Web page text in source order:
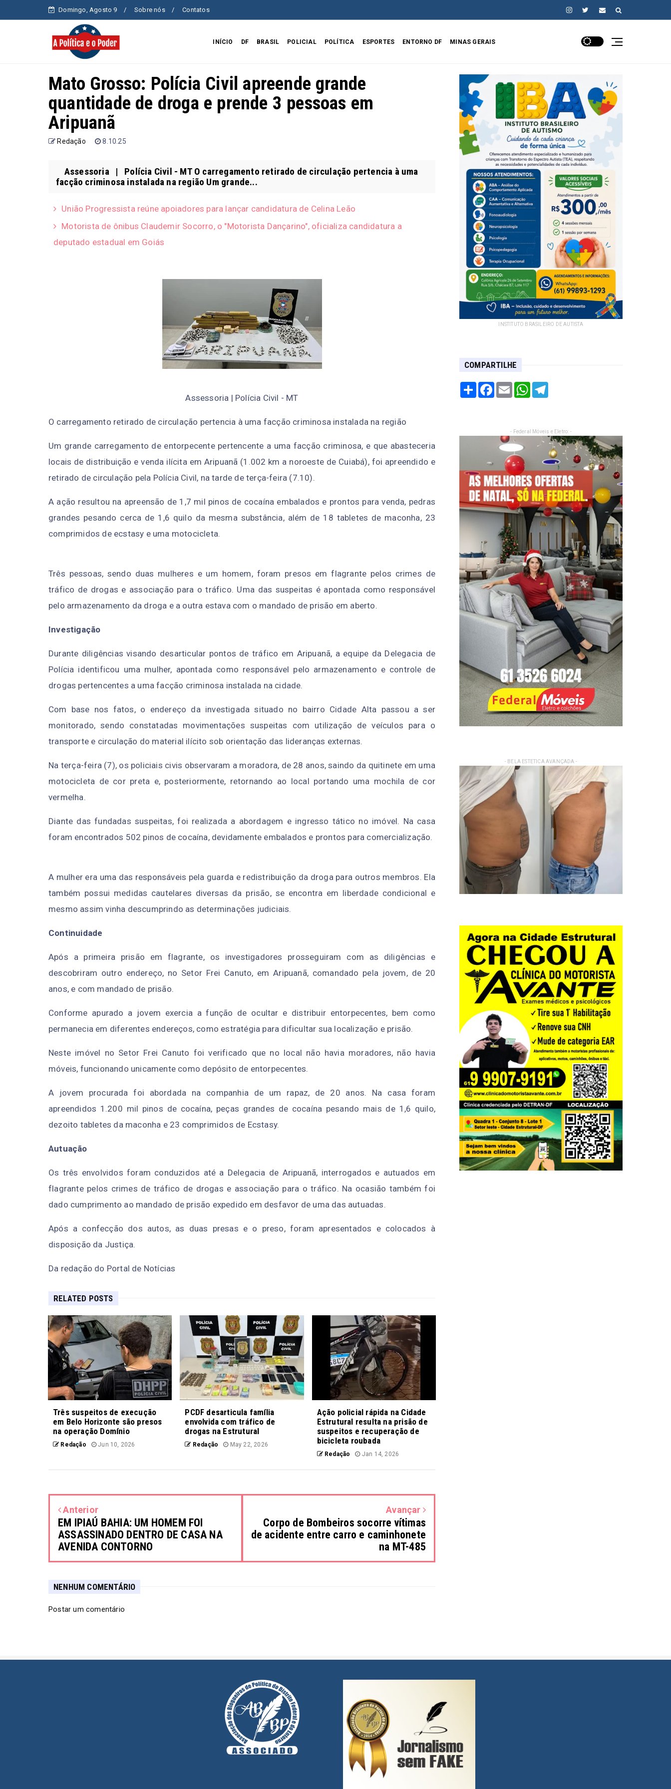
Domingo, Agosto 9 Sobre nós Contatos
INÍCIO DF BRASIL POLICIAL POLÍTICA ESPORTES ENTORNO DF MINAS GERAIS
Mato Grosso: Polícia Civil apreende grande
quantidade de droga e prende 3 pessoas em
Aripuanã
Redação 8.10.25
Assessoria | Polícia Civil - MT O carregamento retirado de circulação pertencia à uma
facção criminosa instalada na região Um grande...
União Progressista reúne apoiadores para lançar candidatura de Celina Leão
Motorista de ônibus Claudemir Socorro, o "Motorista Dançarino", oficializa candidatura a
deputado estadual em Goiás
Assessoria | Polícia Civil - MT
O carregamento retirado de circulação pertencia à uma facção criminosa instalada na região
Um grande carregamento de entorpecente pertencente a uma facção criminosa, e que abasteceria
locais de distribuição e venda ilícita em Aripuanã (1.002 km a noroeste de Cuiabá), foi apreendido e
retirado de circulação pela Polícia Civil, na tarde de terça-feira (7.10).
A ação resultou na apreensão de 1,7 mil pinos de cocaína embalados e prontos para venda, pedras
grandes pesando cerca de 1,6 quilo da mesma substância, além de 18 tabletes de maconha, 23
comprimidos de ecstasy e uma motocicleta.
Três pessoas, sendo duas mulheres e um homem, foram presos em flagrante pelos crimes de
tráfico de drogas e associação para o tráfico. Uma das suspeitas é apontada como responsável
pelo armazenamento da droga e a outra estava com o mandado de prisão em aberto.
Investigação
Durante diligências visando desarticular pontos de tráfico em Aripuanã, a equipe da Delegacia de
Polícia identificou uma mulher, apontada como responsável pelo armazenamento e controle de
drogas pertencentes a uma facção criminosa instalada na cidade.
Com base nos fatos, o endereço da investigada situado no bairro Cidade Alta passou a ser
monitorado, sendo constatadas movimentações suspeitas com utilização de veículos para o
transporte e circulação do material ilícito sob orientação das lideranças externas.
Na terça-feira (7), os policiais civis observaram a moradora, de 28 anos, saindo da quitinete em uma
motocicleta de cor preta e, posteriormente, retornando ao local portando uma mochila de cor
vermelha.
Diante das fundadas suspeitas, foi realizada a abordagem e ingresso tático no imóvel. Na casa
foram encontrados 502 pinos de cocaína, devidamente embalados e prontos para comercialização.
A mulher era uma das responsáveis pela guarda e redistribuição da droga para outros membros. Ela
também possui medidas cautelares diversas da prisão, se encontra em liberdade condicional e
mesmo assim vinha descumprindo as determinações judiciais.
Continuidade
Após a primeira prisão em flagrante, os investigadores prosseguiram com as diligências e
descobriram outro endereço, no Setor Frei Canuto, em Aripuanã, comandado pela jovem, de 20
anos, e com mandado de prisão.
Conforme apurado a jovem exercia a função de ocultar e distribuir entorpecentes, bem como
permanecia em diferentes endereços, como estratégia para dificultar sua localização e prisão.
Neste imóvel no Setor Frei Canuto foi verificado que no local não havia moradores, não havia
móveis, funcionando unicamente como depósito de entorpecentes.
A jovem procurada foi abordada na companhia de um rapaz, de 20 anos. Na casa foram
apreendidos 1.200 mil pinos de cocaína, peças grandes de cocaína pesando mais de 1,6 quilo,
dezoito tabletes da maconha e 23 comprimidos de Ecstasy.
Autuação
Os três envolvidos foram conduzidos até a Delegacia de Aripuanã, interrogados e autuados em
flagrante pelos crimes de tráfico de drogas e associação para o tráfico. Na ocasião também foi
dado cumprimento ao mandado de prisão expedido em desfavor de uma das autuadas.
Após a confecção dos autos, as duas presas e o preso, foram apresentados e colocados à
disposição da Justiça.
Da redação do Portal de Notícias
RELATED POSTS
Três suspeitos de execução
em Belo Horizonte são presos
na operação Domínio
Redação Jun 10, 2026
PCDF desarticula família
envolvida com tráfico de
drogas na Estrutural
Redação May 22, 2026
Ação policial rápida na Cidade
Estrutural resulta na prisão de
suspeitos e recuperação de
bicicleta roubada
Redação Jan 14, 2026
Anterior
EM IPIAÚ BAHIA: UM HOMEM FOI
ASSASSINADO DENTRO DE CASA NA
AVENIDA CONTORNO
Avançar
Corpo de Bombeiros socorre vítimas
de acidente entre carro e caminhonete
na MT-485
NENHUM COMENTÁRIO
Postar um comentário
INSTITUTO BRASILEIRO DE AUTISTA
COMPARTILHE
Share Facebook
Email WhatsApp
- Federal Móveis e Eletro: -
- BELA ESTETICA AVANÇADA -